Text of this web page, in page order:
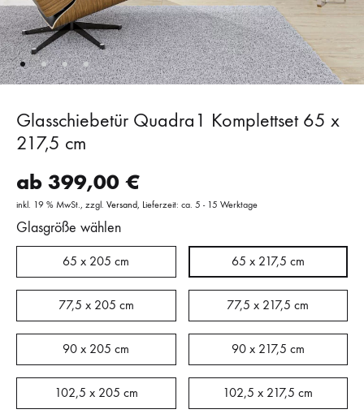
Glasschiebetür Quadra1 Komplettset 65 x
217,5 cm
ab 399,00 €
inkl. 19 % MwSt. zzgl. Versand Lieferzeit: ca. 5 - 15 Werktage
Glasgröße wählen
65 x 205 cm 65 x 217,5 cm
77,5 x 205 cm 77,5 x 217,5 cm
90 x 205 cm 90 x 217,5 cm
102,5 x 205 cm 102,5 x 217,5 cm